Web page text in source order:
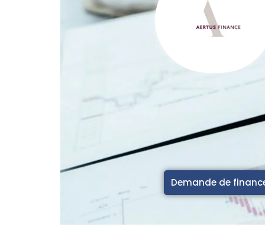
Demande de